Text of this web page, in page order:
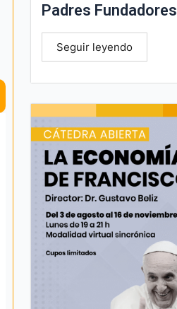
Padres Fundadores
Seguir leyendo